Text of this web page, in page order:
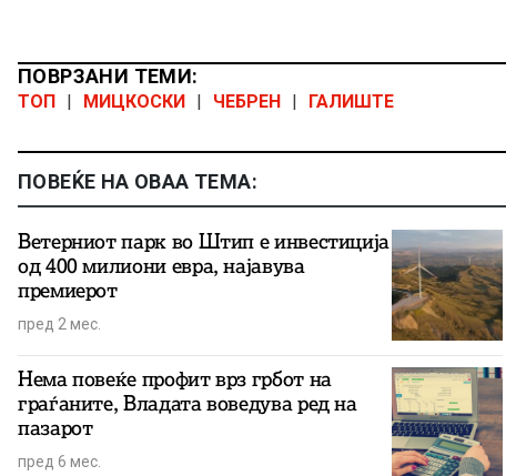
ПОВРЗАНИ ТЕМИ:
ТОП | МИЦКОСКИ | ЧЕБРЕН | ГАЛИШТЕ
ПОВЕЌЕ НА ОВАА ТЕМА:
Ветерниот парк во Штип е инвестиција
од 400 милиони евра, најавува
премиерот
пред 2 мес.
Нема повеќе профит врз грбот на
граѓаните, Владата воведува ред на
пазарот
пред 6 мес.